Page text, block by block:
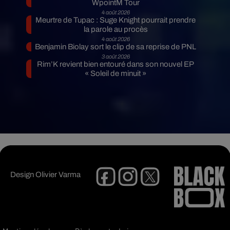
WpointM Tour
4 août 2026
Meurtre de Tupac : Suge Knight pourrait prendre
la parole au procès
4 août 2026
Benjamin Biolay sort le clip de sa reprise de PNL
3 août 2026
Rim’K revient bien entouré dans son nouvel EP
« Soleil de minuit »
DesignOlivier Varma